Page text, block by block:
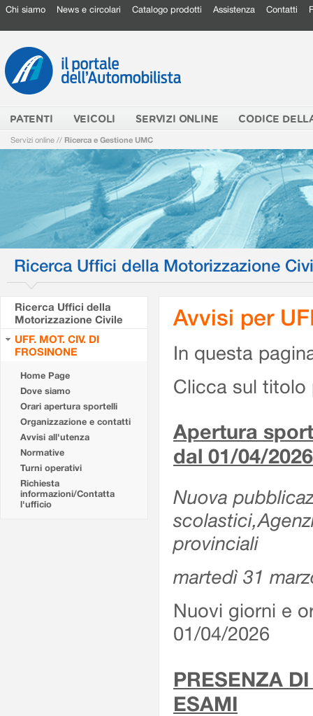
Chi siamo News e circolari Catalogo prodotti Assistenza Contatti
PATENTI VEICOLI SERVIZI ONLINE CODICE
Servizi online // Ricerca e Gestione UMC
Ricerca Uffici della Motorizzazione
Ricerca Uffici della
Motorizzazione Civile
UFF. MOT. CIV. DI
FROSINONE
Home Page
Dove siamo
Orari apertura sportelli
Organizzazione e contatti
Avvisi all'utenza
Normative
Turni operativi
Richiesta
informazioni/Contatta
l'ufficio
Avvisi per
In questa
Clicca sul titolo
Apertura
dal 01/04/2026
Nuova
provinciali
martedì 31
Nuovi giorni e
01/04/2026
PRESENZA
ESAMI